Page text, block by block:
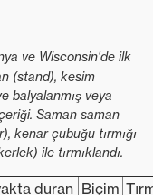
ve Wisconsin'de ilk
(stand), kesim
balyalanmış veya
Saman saman
kenar çubuğu tırmığı
ile tırmıklandı.
duran Biçim